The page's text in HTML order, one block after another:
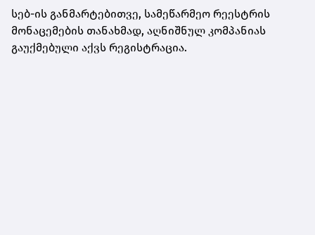
სებ-ის განმარტებითვე, სამეწარმეო რეესტრის
მონაცემების თანახმად, აღნიშნულ კომპანიას
გაუქმებული აქვს რეგისტრაცია.